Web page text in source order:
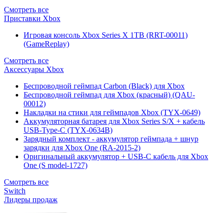
Смотреть все
Приставки Xbox
Игровая консоль Xbox Series X 1TB (RRT-00011)
(GameReplay)
Смотреть все
Аксессуары Xbox
Беспроводной геймпад Carbon (Black) для Xbox
Беспроводной геймпад для Xbox (красный) (QAU-
00012)
Накладки на стики для геймпадов Xbox (TYX-0649)
Аккумуляторная батарея для Xbox Series S/X + кабель
USB-Type-C (TYX-0634B)
Зарядный комплект - аккумулятор геймпада + шнур
зарядки для Xbox One (RA-2015-2)
Оригинальный аккумулятор + USB-C кабель для Xbox
One (S model-1727)
Смотреть все
Switch
Лидеры продаж